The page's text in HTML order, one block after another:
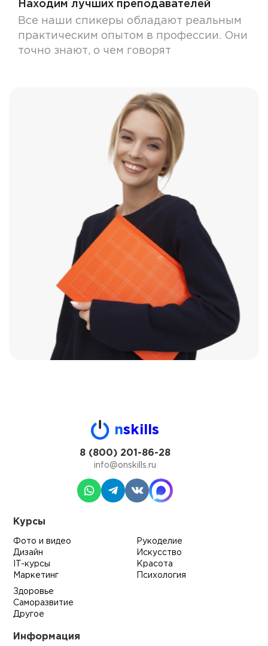
Находим лучших преподавателей
Все наши спикеры обладают реальным
практическим опытом в профессии. Они
точно знают, о чем говорят
nskills
8 (800) 201-86-28
info@onskills.ru
Курсы
Фото и видео
Дизайн
IT-курсы
Маркетинг
Рукоделие
Искусство
Красота
Психология
Здоровье
Саморазвитие
Другое
Информация